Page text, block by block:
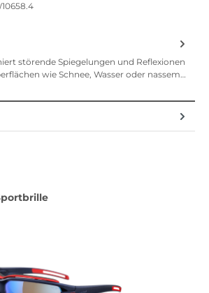
störende Spiegelungen und Reflexionen
wie Schnee, Wasser oder nassem…
überspringen